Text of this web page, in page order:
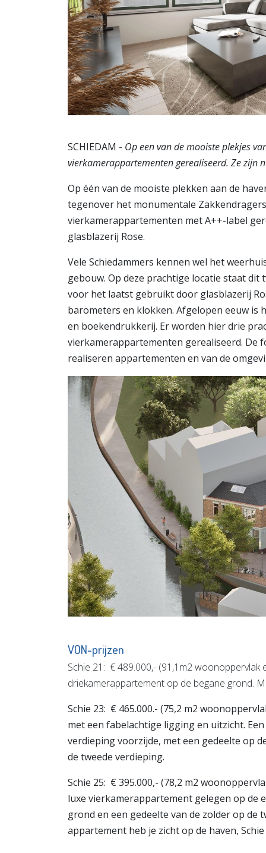
SCHIEDAM - Op een van de mooiste plekjes
vierkamerappartementen gerealiseerd. Ze zijn
Op één van de mooiste plekken aan de
tegenover het monumentale
vierkamerappartementen met A++-label
glasblazerij Rose.
Vele Schiedammers kennen wel het
gebouw. Op deze prachtige locatie staat
voor het laatst gebruikt door glasblazerij
barometers en klokken. Afgelopen eeuw
en boekendrukkerij. Er worden hier drie
vierkamerappartementen gerealiseerd. De
realiseren appartementen en van de
VON-prijzen
Schie 21: € 489.000,- (91,1m2 woonoppervlak
driekamerappartement op de begane grond.
Schie 23: € 465.000.- (75,2 m2
met een fabelachtige ligging en uitzicht.
verdieping voorzijde, met een gedeelte op
de tweede verdieping.
Schie 25: € 395.000,- (78,2 m2
luxe vierkamerappartement gelegen op de
grond en een gedeelte van de zolder op de
appartement heb je zicht op de haven, Schie